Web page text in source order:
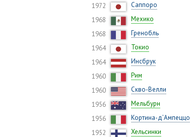
1972
Саппоро
1968
Мехико
1968
Гренобль
1964
Токио
1964
Инсбрук
1960
Рим
1960
Скво-Велли
1956
Мельбурн
1956
Кортина-д’Ампеццо
1952
Хельсинки